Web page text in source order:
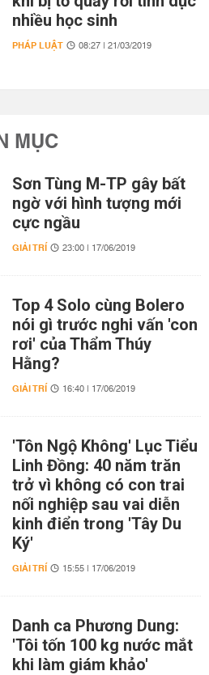
nhiều học sinh
PHÁP LUẬT 08:27 | 21/03/2019
MỤC
Sơn Tùng M-TP gây bất
ngờ với hình tượng mới
cực ngầu
GIẢI TRÍ 23:00 | 17/06/2019
Top 4 Solo cùng Bolero
nói gì trước nghi vấn 'con
rơi' của Thẩm Thúy
Hằng?
GIẢI TRÍ 16:40 | 17/06/2019
'Tôn Ngộ Không' Lục Tiểu
Linh Đồng: 40 năm trăn
trở vì không có con trai
nối nghiệp sau vai diễn
kinh điển trong 'Tây Du
Ký'
GIẢI TRÍ 15:55 | 17/06/2019
Danh ca Phương Dung:
'Tôi tốn 100 kg nước mắt
khi làm giám khảo'